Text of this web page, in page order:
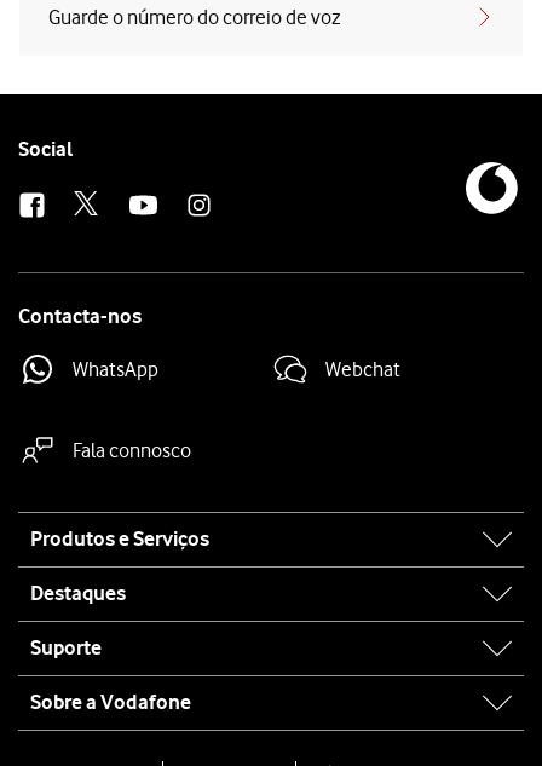
Guarde o número do correio de voz
Follow
Social
Contacta-nos
WhatsApp Webchat
Fala connosco
map
Produtos e Serviços
Destaques
Suporte
Sobre a Vodafone